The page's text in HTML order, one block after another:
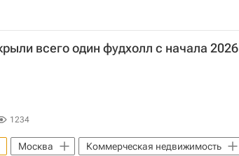
всего один фудхолл с начала 2026
1234
Москва Коммерческая недвижимость